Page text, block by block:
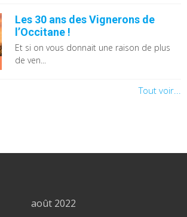
Les 30 ans des Vignerons de
l’Occitane !
Et si on vous donnait une raison de plus
de ven...
Tout voir...
août 2022